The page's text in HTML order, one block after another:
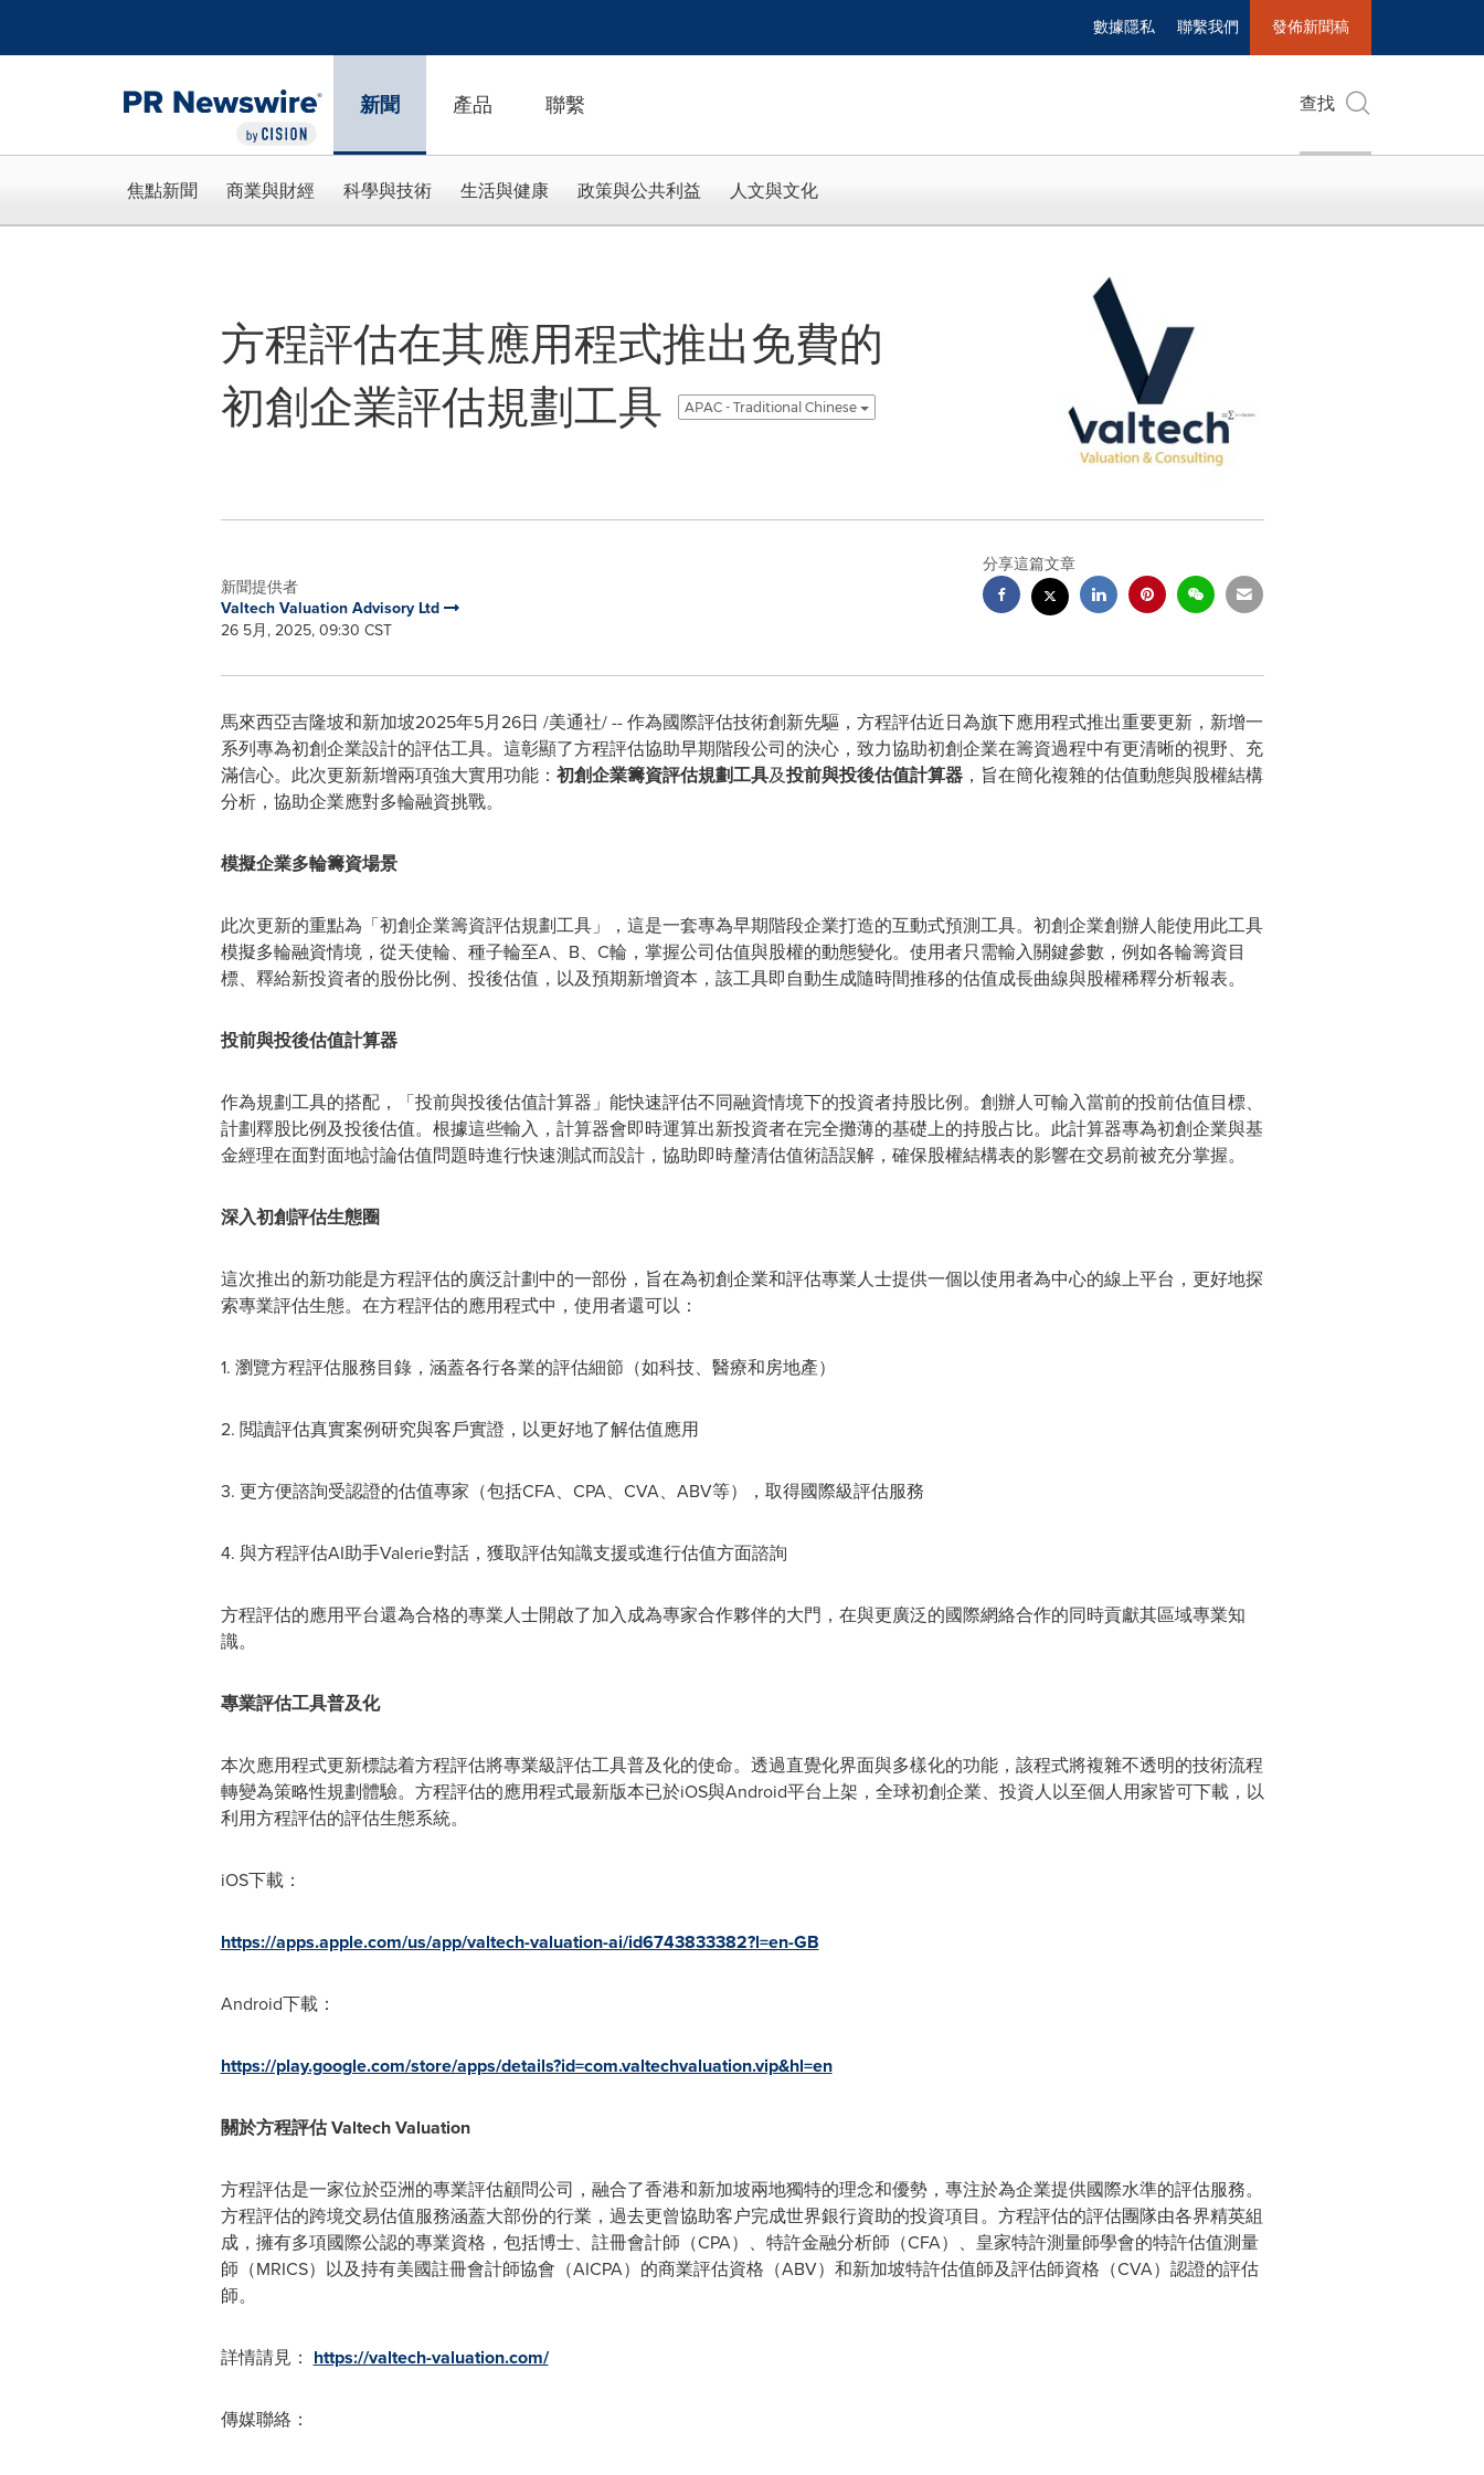
數據隱私 聯繫我們 發佈新聞稿
新聞 產品 聯繫 查找
焦點新聞 商業與財經 科學與技術 生活與健康 政策與公共利益 人文與文化
方程評估在其應用程式推出免費的
初創企業評估規劃工具
APAC - Traditional Chinese
新聞提供者
Valtech Valuation Advisory Ltd
26 5月, 2025, 09:30 CST
分享這篇文章
馬來西亞吉隆坡和新加坡2025年5月26日 /美通社/ -- 作為國際評估技術創新先驅，方程評估近日為旗下應用程式推出重要更新，新增一
系列專為初創企業設計的評估工具。這彰顯了方程評估協助早期階段公司的決心，致力協助初創企業在籌資過程中有更清晰的視野、充
滿信心。此次更新新增兩項強大實用功能： 初創企業籌資評估規劃工具及投前與投後估值計算器，旨在簡化複雜的估值動態與股權結構
分析，協助企業應對多輪融資挑戰。
模擬企業多輪籌資場景
此次更新的重點為「初創企業籌資評估規劃工具」，這是一套專為早期階段企業打造的互動式預測工具。初創企業創辦人能使用此工具
模擬多輪融資情境，從天使輪、種子輪至A、B、C輪，掌握公司估值與股權的動態變化。使用者只需輸入關鍵參數，例如各輪籌資目
標、釋給新投資者的股份比例、投後估值，以及預期新增資本，該工具即自動生成隨時間推移的估值成長曲線與股權稀釋分析報表。
投前與投後估值計算器
作為規劃工具的搭配，「投前與投後估值計算器」能快速評估不同融資情境下的投資者持股比例。創辦人可輸入當前的投前估值目標、
計劃釋股比例及投後估值。根據這些輸入，計算器會即時運算出新投資者在完全攤薄的基礎上的持股占比。此計算器專為初創企業與基
金經理在面對面地討論估值問題時進行快速測試而設計，協助即時釐清估值術語誤解，確保股權結構表的影響在交易前被充分掌握。
深入初創評估生態圈
這次推出的新功能是方程評估的廣泛計劃中的一部份，旨在為初創企業和評估專業人士提供一個以使用者為中心的線上平台，更好地探
索專業評估生態。在方程評估的應用程式中，使用者還可以：
1. 瀏覽方程評估服務目錄，涵蓋各行各業的評估細節（如科技、醫療和房地產）
2. 閲讀評估真實案例研究與客戶實證，以更好地了解估值應用
3. 更方便諮詢受認證的估值專家（包括CFA、CPA、CVA、ABV等），取得國際級評估服務
4. 與方程評估AI助手Valerie對話，獲取評估知識支援或進行估值方面諮詢
方程評估的應用平台還為合格的專業人士開啟了加入成為專家合作夥伴的大門，在與更廣泛的國際網絡合作的同時貢獻其區域專業知
識。
專業評估工具普及化
本次應用程式更新標誌着方程評估將專業級評估工具普及化的使命。透過直覺化界面與多樣化的功能，該程式將複雜不透明的技術流程
轉變為策略性規劃體驗。方程評估的應用程式最新版本已於iOS與Android平台上架，全球初創企業、投資人以至個人用家皆可下載，以
利用方程評估的評估生態系統。
iOS下載：
https://apps.apple.com/us/app/valtech-valuation-ai/id6743833382?l=en-GB
Android下載：
https://play.google.com/store/apps/details?id=com.valtechvaluation.vip&hl=en
關於方程評估Valtech Valuation
方程評估是一家位於亞洲的專業評估顧問公司，融合了香港和新加坡兩地獨特的理念和優勢，專注於為企業提供國際水準的評估服務。
方程評估的跨境交易估值服務涵蓋大部份的行業，過去更曾協助客户完成世界銀行資助的投資項目。方程評估的評估團隊由各界精英組
成，擁有多項國際公認的專業資格，包括博士、註冊會計師（CPA）、特許金融分析師（CFA）、皇家特許測量師學會的特許估值測量
師（MRICS）以及持有美國註冊會計師協會（AICPA）的商業評估資格（ABV）和新加坡特許估值師及評估師資格（CVA）認證的評估
師。
詳情請見： https://valtech-valuation.com/
傳媒聯絡：